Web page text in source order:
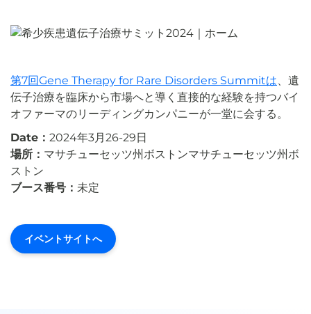
第7回Gene Therapy for Rare Disorders Summitは、遺
伝子治療を臨床から市場へと導く直接的な経験を持つバイ
オファーマのリーディングカンパニーが一堂に会する。
Date： 2024年3月26-29日
場所： マサチューセッツ州ボストンマサチューセッツ州ボ
ストン
ブース番号： 未定
イベントサイトへ